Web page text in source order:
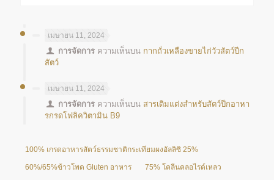
เมษายน 11, 2024
การจัดการ ความเห็นบน กากถั่วเหลืองขายไก่วัวสัตว์ปีก
สัตว์
เมษายน 11, 2024
การจัดการ ความเห็นบน สารเติมแต่งสำหรับสัตว์ปีกอาหา
รกรดโฟลิควิตามิน B9
100% เกรดอาหารสัตว์ธรรมชาติกระเทียมผงอัลลิซิ 25%
60%/65%ข้าวโพด Gluten อาหาร 75% โคลีนคลอไรด์เหลว